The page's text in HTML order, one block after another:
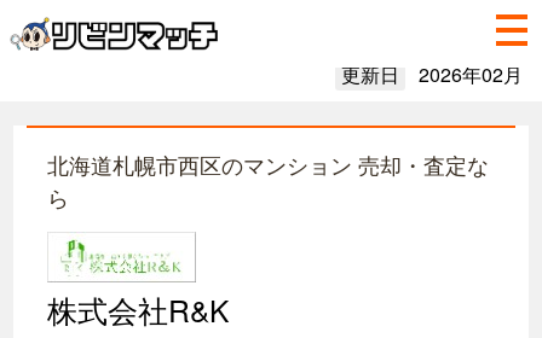
更新日 2026年02月
北海道札幌市西区のマンション 売却・査定な
ら
株式会社R&K